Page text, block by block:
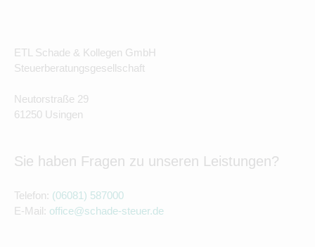
ETL Schade & Kollegen GmbH
Steuerberatungsgesellschaft
Neutorstraße 29
61250 Usingen
Sie haben Fragen zu unseren Leistungen?
Telefon: (06081) 587000
E-Mail: office@schade-steuer.de